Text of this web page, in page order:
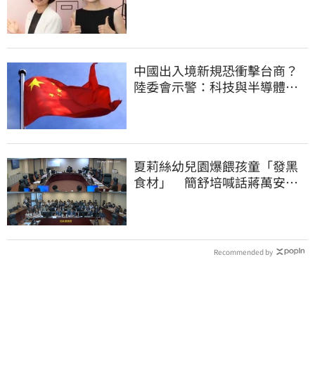
中國出入境新規恐衝擊台商？
陸委會示警：科技與半導體從
夏莉絲幼兒園爆餵孩童「發黑
食材」 簡舒培喊話蔣萬安：
Recommended by